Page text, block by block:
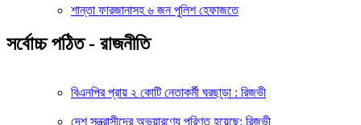
শান্তা ফারজানাসহ ৬ জন পুলিশ হেফাজতে
সর্বোচ্চ পঠিত - রাজনীতি
বিএনপির প্রায় ২ কোটি নেতাকর্মী ঘরছাড়া : রিজভী
দেশ সন্ত্রাসীদের অভয়ারণ্যে পরিণত হয়েছে: রিজভী